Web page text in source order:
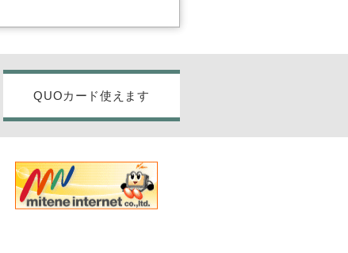
QUOカード使えます